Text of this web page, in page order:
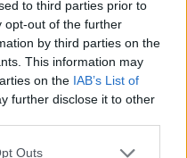
to third parties prior to
opt-out of the further
by third parties on the
This information may
on the IAB’s List of
further disclose it to other
Outs
med bær og
med